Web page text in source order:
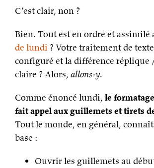
C’est clair, non ?
Bien. Tout est en ordre et assimilé
de lundi ? Votre traitement de
configuré et la différence réplique
claire ? Alors, allons-y.
Comme énoncé lundi, le
fait appel aux guillemets et tirets
Tout le monde, en général,
base :
Ouvrir les guillemets au